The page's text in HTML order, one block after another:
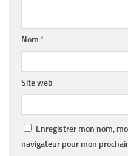
Nom *
Site web
Enregistrer mon nom,
navigateur pour mon